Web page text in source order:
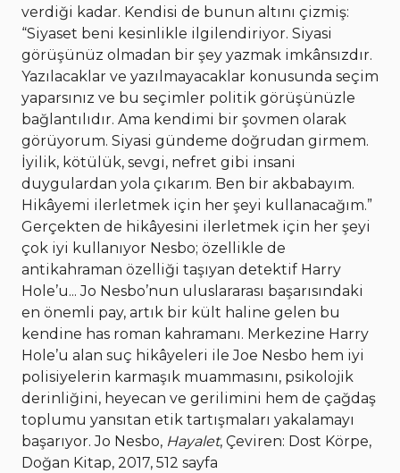
verdiği kadar. Kendisi de bunun altını çizmiş:
“Siyaset beni kesinlikle ilgilendiriyor. Siyasi
görüşünüz olmadan bir şey yazmak imkânsızdır.
Yazılacaklar ve yazılmayacaklar konusunda seçim
yaparsınız ve bu seçimler politik görüşünüzle
bağlantılıdır. Ama kendimi bir şovmen olarak
görüyorum. Siyasi gündeme doğrudan girmem.
İyilik, kötülük, sevgi, nefret gibi insani
duygulardan yola çıkarım. Ben bir akbabayım.
Hikâyemi ilerletmek için her şeyi kullanacağım.”
Gerçekten de hikâyesini ilerletmek için her şeyi
çok iyi kullanıyor Nesbo; özellikle de
antikahraman özelliği taşıyan detektif Harry
Hole’u... Jo Nesbo’nun uluslararası başarısındaki
en önemli pay, artık bir kült haline gelen bu
kendine has roman kahramanı. Merkezine Harry
Hole’u alan suç hikâyeleri ile Joe Nesbo hem iyi
polisiyelerin karmaşık muammasını, psikolojik
derinliğini, heyecan ve gerilimini hem de çağdaş
toplumu yansıtan etik tartışmaları yakalamayı
başarıyor. Jo Nesbo, Hayalet, Çeviren: Dost Körpe,
Doğan Kitap, 2017, 512 sayfa